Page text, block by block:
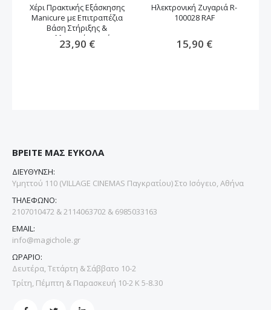
Χέρι Πρακτικής Εξάσκησης
Manicure με Επιτραπέζια
Βάση Στήριξης &
Ανταλλακτικά Νυχιών
23,90 €
Ηλεκτρονική Ζυγαριά R-
100028 RAF
15,90 €
ΒΡΕΙΤΕ ΜΑΣ ΕΥΚΟΛΑ
ΔΙΕΥΘΥΝΣΗ:
Υμηττού 110 (VILLAGE CINEMAS Παγκρατίου) Στο Ισόγειο, Αθήνα
ΤΗΛΕΦΩΝΟ:
2107010472 & 2114063702 & 6985033163
EMAIL:
info@magichole.gr
ΩΡΑΡΙΟ:
Δευτέρα, Τετάρτη & Σάββατο 10-2
Τρίτη, Πέμπτη & Παρασκευή 10-2 Κ 5-8.30